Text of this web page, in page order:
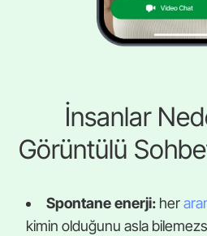
İnsanlar
Görüntülü
Spontane enerji: her
kimin olduğunu asla